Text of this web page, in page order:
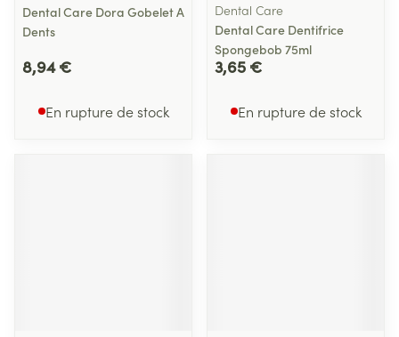
Dental Care Dora Gobelet A
Dents
8,94 €
En rupture de stock
Dental Care
Dental Care Dentifrice
Spongebob 75ml
3,65 €
En rupture de stock